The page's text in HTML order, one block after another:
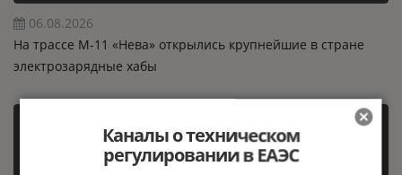
06.08.2026
На трассе М-11 «Нева» открылись крупнейшие в стране
электрозарядные хабы
Каналы о техническом
регулировании в ЕАЭС